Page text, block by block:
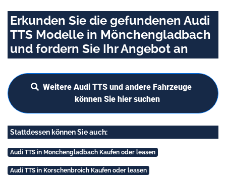
Erkunden Sie die gefundenen Audi
TTS Modelle in Mönchengladbach
und fordern Sie Ihr Angebot an
Weitere Audi TTS und andere Fahrzeuge
können Sie hier suchen
Stattdessen können Sie auch:
Audi TTS in Mönchengladbach Kaufen oder leasen
Audi TTS in Korschenbroich Kaufen oder leasen